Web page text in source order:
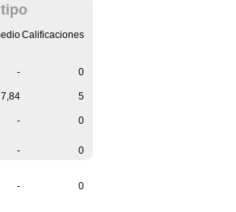
Calificaciones
-
0
7,84
5
-
0
- 0
- 0